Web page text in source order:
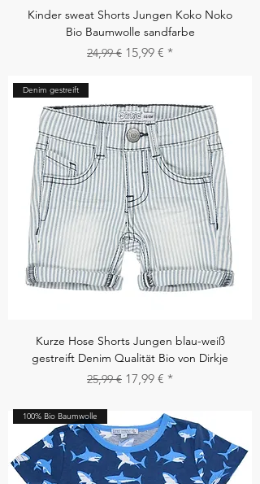
Kinder sweat Shorts Jungen Koko Noko
Bio Baumwolle sandfarbe
Standardpreis
24,99 € Sale-Preis
15,99 €
Denim gestreift
Kurze Hose Shorts Jungen blau-weiß
gestreift Denim Qualität Bio von Dirkje
Standardpreis
25,99 € Sale-Preis
17,99 €
100% Bio Baumwolle